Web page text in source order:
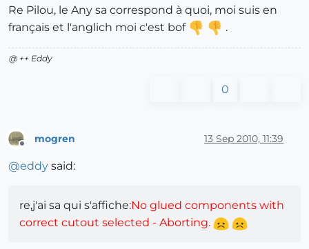
Re Pilou, le Any sa correspond à quoi, moi suis en
français et l'anglich moi c'est bof
.
@ ++ Eddy
0
mogren 13 Sep 2010, 11:39
@eddy said:
re,j'ai sa qui s'affiche:No glued components with
correct cutout selected - Aborting.